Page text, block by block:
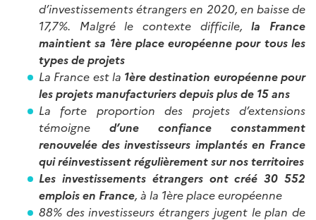
d’investissements étrangers en 2020, en baisse de
17,7%. Malgré le contexte difficile,la France
maintient sa 1ère place européenne pour tous les
types de projets
La France est la 1ère destination européenne pour
les projets manufacturiers depuis plus de 15 ans
La forte proportion des projets d’extensions
témoigne d’une confiance constamment
renouvelée des investisseurs implantés en France
qui réinvestissent régulièrement sur nos territoires
Les investissements étrangers ont créé 30 552
emplois en France, à la 1ère place européenne
88% des investisseurs étrangers jugent le plan de